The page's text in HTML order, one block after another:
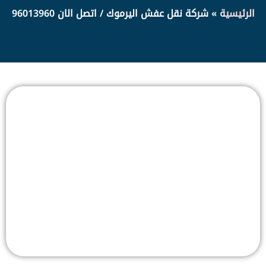
الرئيسية»شركة نقل عفش اليرموك / اتصل الان 96013960